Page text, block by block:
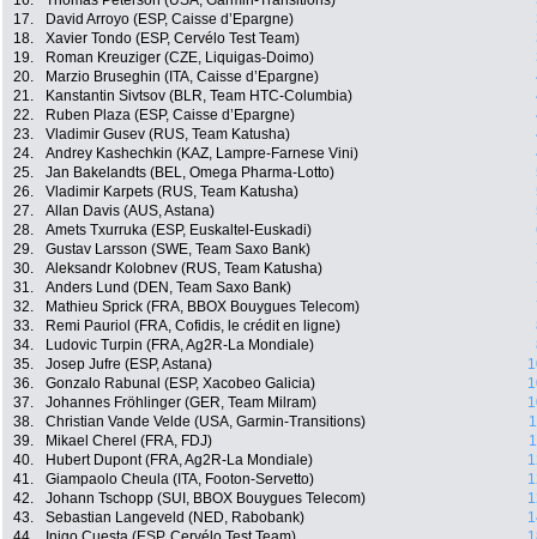
17.
David Arroyo (ESP, Caisse d’Epargne)
18.
Xavier Tondo (ESP, Cervélo Test Team)
19.
Roman Kreuziger (CZE, Liquigas-Doimo)
20.
Marzio Bruseghin (ITA, Caisse d’Epargne)
21.
Kanstantin Sivtsov (BLR, Team HTC-Columbia)
22.
Ruben Plaza (ESP, Caisse d’Epargne)
23.
Vladimir Gusev (RUS, Team Katusha)
24.
Andrey Kashechkin (KAZ, Lampre-Farnese Vini)
25.
Jan Bakelandts (BEL, Omega Pharma-Lotto)
26.
Vladimir Karpets (RUS, Team Katusha)
27.
Allan Davis (AUS, Astana)
28.
Amets Txurruka (ESP, Euskaltel-Euskadi)
29.
Gustav Larsson (SWE, Team Saxo Bank)
30.
Aleksandr Kolobnev (RUS, Team Katusha)
31.
Anders Lund (DEN, Team Saxo Bank)
32.
Mathieu Sprick (FRA, BBOX Bouygues Telecom)
33.
Remi Pauriol (FRA, Cofidis, le crédit en ligne)
34.
Ludovic Turpin (FRA, Ag2R-La Mondiale)
35.
Josep Jufre (ESP, Astana)
36.
Gonzalo Rabunal (ESP, Xacobeo Galicia)
37.
Johannes Fröhlinger (GER, Team Milram)
38.
Christian Vande Velde (USA, Garmin-Transitions)
39.
Mikael Cherel (FRA, FDJ)
40.
Hubert Dupont (FRA, Ag2R-La Mondiale)
41.
Giampaolo Cheula (ITA, Footon-Servetto)
42.
Johann Tschopp (SUI, BBOX Bouygues Telecom)
43.
Sebastian Langeveld (NED, Rabobank)